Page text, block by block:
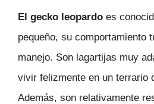
El gecko leopardo es
pequeño, su comportamiento
manejo. Son lagartijas muy
vivir felizmente en un terrario
Además, son relativamente